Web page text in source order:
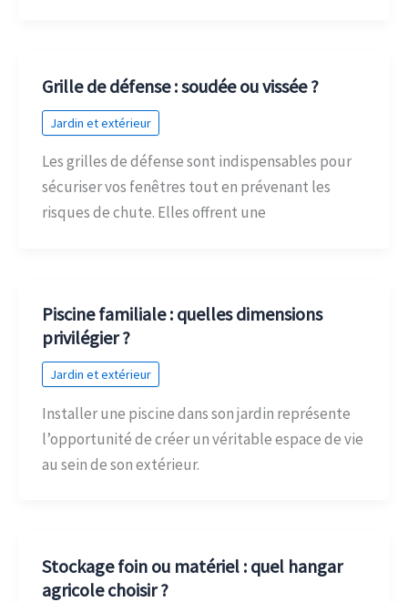
Grille de défense : soudée ou vissée ?
Jardin et extérieur
Les grilles de défense sont indispensables pour
sécuriser vos fenêtres tout en prévenant les
risques de chute. Elles offrent une
Piscine familiale : quelles dimensions
privilégier ?
Jardin et extérieur
Installer une piscine dans son jardin représente
l’opportunité de créer un véritable espace de vie
au sein de son extérieur.
Stockage foin ou matériel : quel hangar
agricole choisir ?